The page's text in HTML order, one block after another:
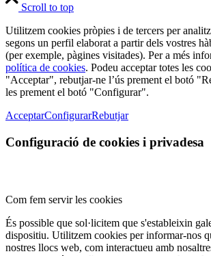
Scroll to top
Utilitzem cookies pròpies i de tercers per
segons un perfil elaborat a partir dels vostres
(per exemple, pàgines visitades). Per a més
política de cookies. Podeu acceptar totes les
"Acceptar", rebutjar-ne l’ús prement el botó
les prement el botó "Configurar".
AcceptarConfigurarRebutjar
Configuració de cookies i privadesa
Com fem servir les cookies
És possible que sol·licitem que s'estableixin
dispositiu. Utilitzem cookies per informar-nos
nostres llocs web, com interactueu amb